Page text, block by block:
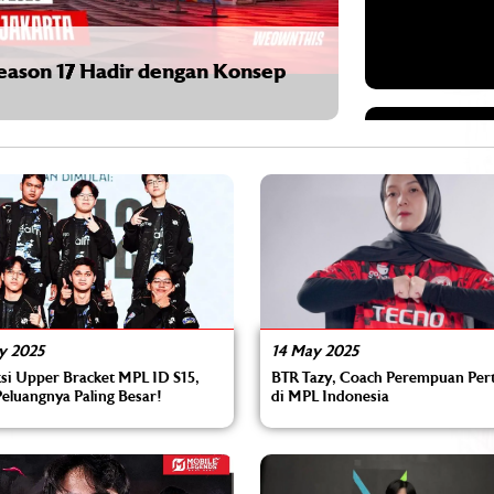
2025
Upper Bracket MPL ID S15,
Paling Besar!
14 May 2025
BTR Tazy, Coach Perempuan
di MPL Indonesia